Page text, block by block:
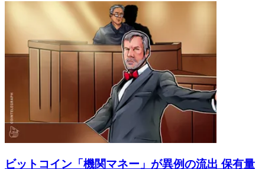
ビットコイン「機関マネー」が異例の流出 保有量